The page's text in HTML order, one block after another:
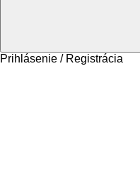
Prihlásenie / Registrácia